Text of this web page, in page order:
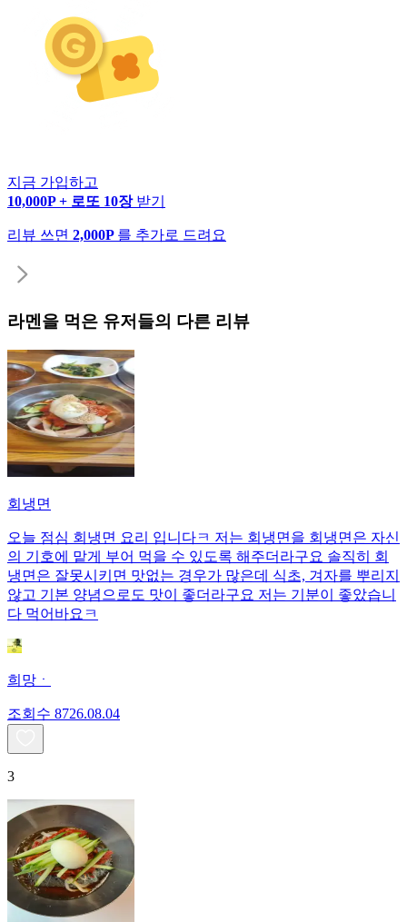
지금 가입하고
10,000P + 로또 10장 받기
리뷰 쓰면 2,000P 를 추가로 드려요
라멘 을 먹은 유저들의 다른 리뷰
회냉면
오늘 점심 회냉면 요리 입니다ㅋ 저는 회냉면을 회냉면은 자신
의 기호에 맡게 부어 먹을 수 있도록 해주더라구요 솔직히 회
냉면은 잘못시키면 맛없는 경우가 많은데 식초, 겨자를 뿌리지
않고 기본 양념으로도 맛이 좋더라구요 저는 기분이 좋았습니
다 먹어바요ㅋ
희망ㆍ
조회수 8726.08.04
3